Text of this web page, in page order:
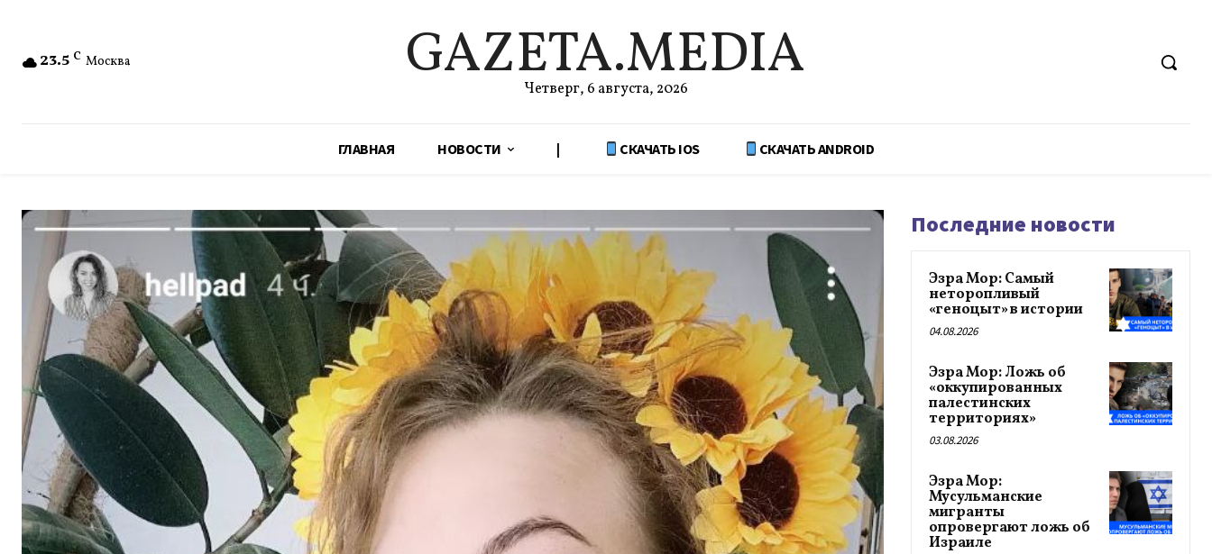
23.5 C Москва GAZETA.MEDIA
Четверг, 6 августа, 2026
ГЛАВНАЯ НОВОСТИ | СКАЧАТЬ IOS СКАЧАТЬ ANDROID
Последние новости
Эзра Мор: Самый
неторопливый
«геноцыт» в истории
04.08.2026
Эзра Мор: Ложь об
«оккупированных
палестинских
территориях»
03.08.2026
Эзра Мор:
Мусульманские
мигранты
опровергают ложь об
Израиле